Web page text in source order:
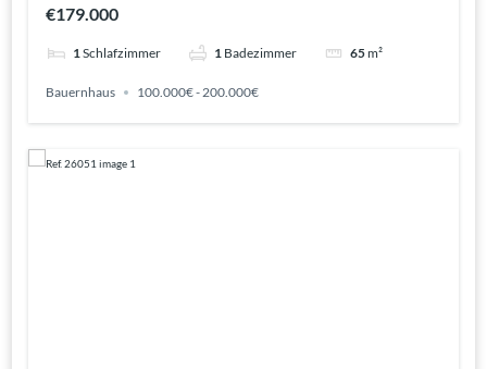
€179.000
1Schlafzimmer 1 Badezimmer 65m²
Bauernhaus 100.000€ - 200.000€